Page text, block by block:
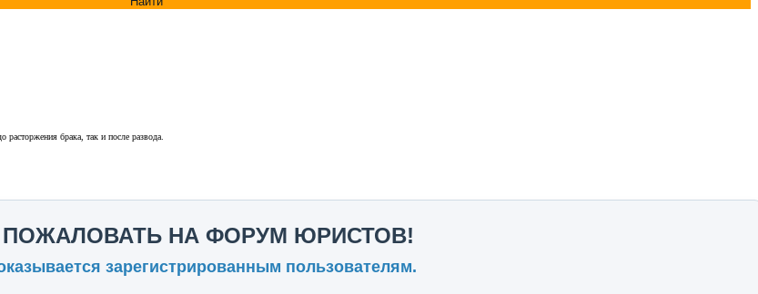
брака, так и после развода.
НА ФОРУМ ЮРИСТОВ!
зарегистрированным пользователям.